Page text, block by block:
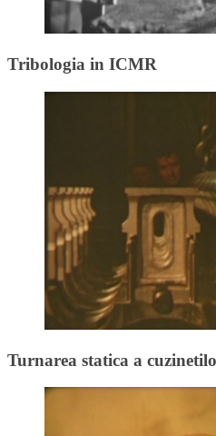
Tribologia in ICMR
Turnarea statica a